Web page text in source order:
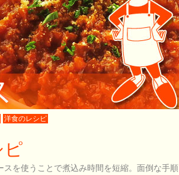
洋食のレシピ
ピ
を使うことで煮込み時間を短縮。面倒な手順